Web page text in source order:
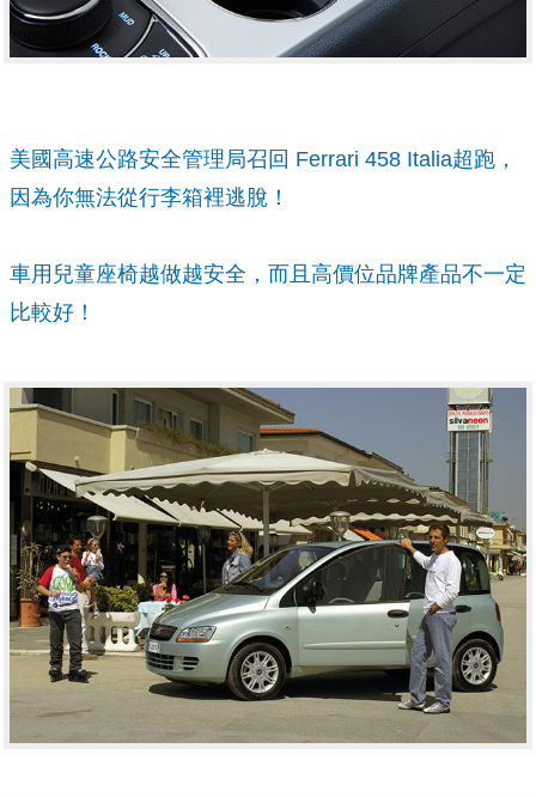
美國高速公路安全管理局召回 Ferrari 458 Italia超跑，
因為你無法從行李箱裡逃脫！
車用兒童座椅越做越安全，而且高價位品牌產品不一定
比較好！